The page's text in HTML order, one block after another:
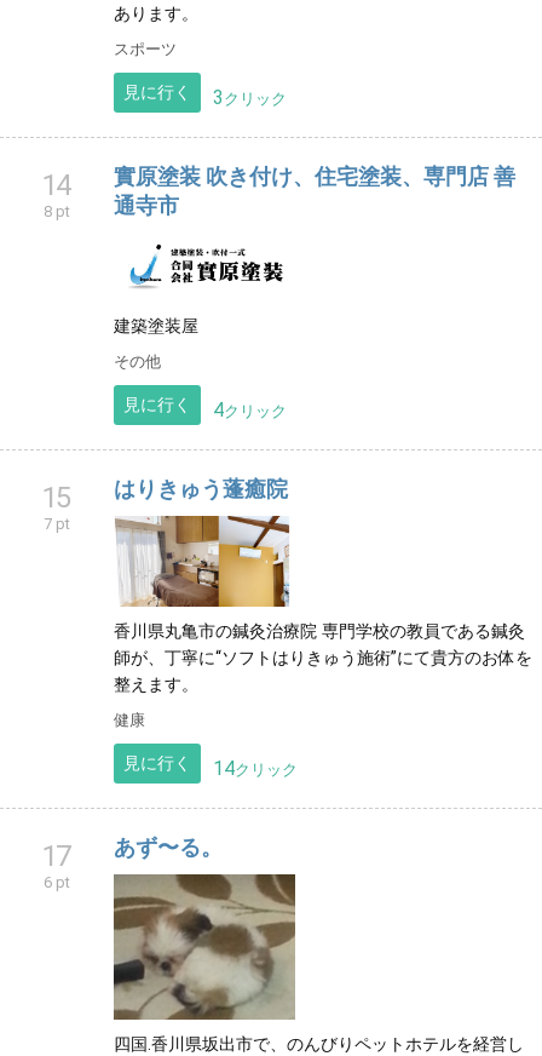
あります。
スポーツ
見に行く 3 クリック
14
8 pt
實原塗装 吹き付け、住宅塗装、専門店 善
通寺市
建築塗装屋
その他
見に行く 4クリック
15
7 pt
はりきゅう蓬癒院
香川県丸亀市の鍼灸治療院 専門学校の教員である鍼灸
師が、丁寧に“ソフトはりきゅう施術”にて貴方のお体を
整えます。
健康
見に行く 14クリック
17
6 pt
あず〜る。
四国.香川県坂出市で、のんびりペットホテルを経営し